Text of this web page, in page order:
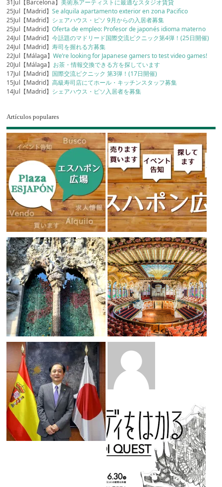
31Jul【Barcelona】美術系アーティストに最適なスタジオ賃貸
25Jul【Madrid】Se alquila apartamento exterior en zona Pacifico
25Jul【Madrid】 シェアハウス・ピソ 9月からの入居者募集
25Jul【Madrid】Oferta de empleo: Profesor de japonés idioma materno
24Jul【Madrid】今話題のマドリード国際交流ピクニック第4弾！(25日開催)
24Jul【Madrid】寿司を握れる方募集
22Jul【Málaga】We’re looking for Japanese gamers to test video games!
20Jul【Málaga】 お茶・情報交換できる方を探しています
17Jul【Madrid】 国際交流ピクニック 第3弾！(17日開催)
15Jul【Madrid】高級寿司店にてホール・キッチンスタッフ募集
14Jul【Madrid】 シェアハウス・ピソ入居者を募集
Artículos populares